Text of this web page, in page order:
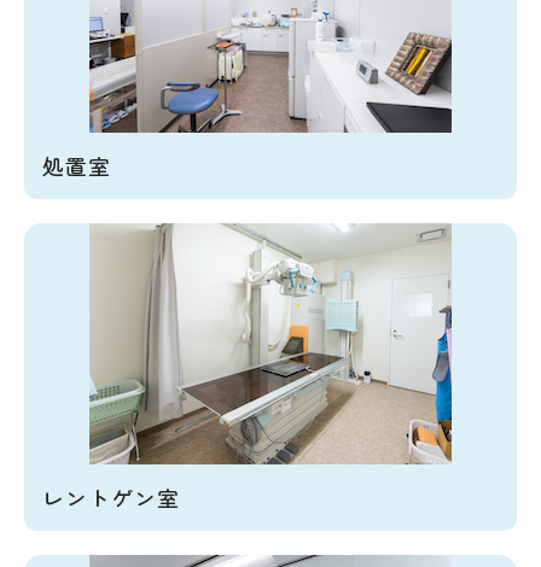
処置室
レントゲン室